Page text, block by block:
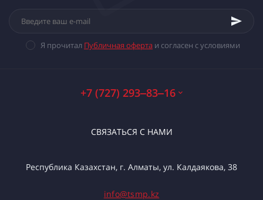
Я прочитал Публичная оферта и согласен с условиями
+7 (727) 293‒83‒16
СВЯЗАТЬСЯ С НАМИ
Республика Казахстан, г. Алматы, ул. Калдаякова, 38
info@tsmp.kz